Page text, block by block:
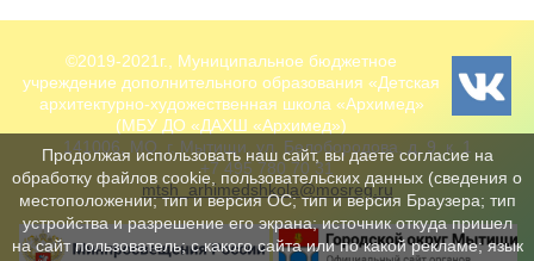
©2019-2021г., Муниципальное бюджетное
учреждение дополнительного образования «Детская
архитектурно-художественная школа «Архимед»
(МБУ ДО «ДАХШ «Архимед»)
141006, МО, г. Мытищи, ул. Белобородова, д. 9, к. 1
+7 495 780 70 31
mtsh_arhimedshkola@mosreg.ru
Продолжая использовать наш сайт, вы даете согласие на
обработку файлов cookie, пользовательских данных (сведения о
местоположении; тип и версия ОС; тип и версия Браузера; тип
устройства и разрешение его экрана; источник откуда пришел
на сайт пользователь; с какого сайта или по какой рекламе; язык